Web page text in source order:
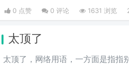
0 点赞 0 评论 1631 浏览
太顶了
太顶了，网络用语，一方面是指指